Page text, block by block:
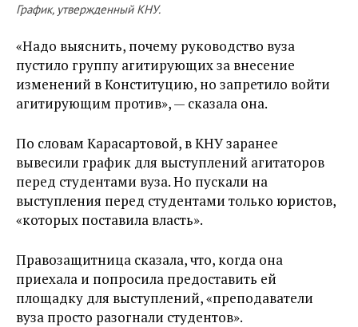
График, утвержденный КНУ.
«Надо выяснить, почему руководство вуза
пустило группу агитирующих за внесение
изменений в Конституцию, но запретило войти
агитирующим против», — сказала она.
По словам Карасартовой, в КНУ заранее
вывесили график для выступлений агитаторов
перед студентами вуза. Но пускали на
выступления перед студентами только юристов,
«которых поставила власть».
Правозащитница сказала, что, когда она
приехала и попросила предоставить ей
площадку для выступлений, «преподаватели
вуза просто разогнали студентов».